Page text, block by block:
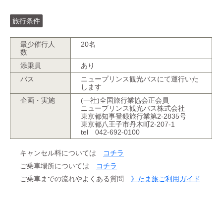
旅行条件
最少催行人
数
20名
添乗員
あり
バス
ニュープリンス観光バスにて運行いた
します
企画・実施
(一社)全国旅行業協会正会員
ニュープリンス観光バス株式会社
東京都知事登録旅行業第2-2835号
東京都八王子市丹木町2-207-1
tel 042-692-0100
キャンセル料については
コチラ
ご乗車場所については
コチラ
ご乗車までの流れやよくある質問 》たま旅ご利用ガイド